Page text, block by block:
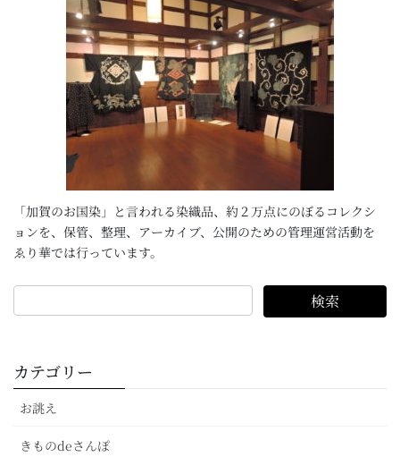
「加賀のお国染」と言われる染織品、約２万点にのぼるコレクシ
ョンを、保管、整理、アーカイブ、公開のための管理運営活動を
ゑり華では行っています。
カテゴリー
お誂え
きものdeさんぽ